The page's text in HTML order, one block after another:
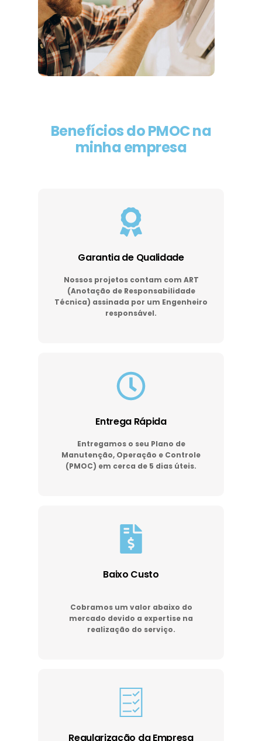
Benefícios do PMOC na
minha empresa
Garantia de Qualidade
Nossos projetos contam com ART
(Anotação de Responsabilidade
Técnica) assinada por um Engenheiro
responsável.
Entrega Rápida
Entregamos o seu Plano de
Manutenção, Operação e Controle
(PMOC) em cerca de 5 dias úteis.
Baixo Custo
Cobramos um valor abaixo do
mercado devido a expertise na
realização do serviço.
Regularização da Empresa